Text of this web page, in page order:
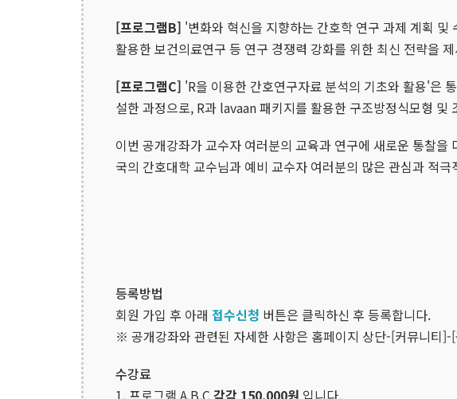
[프로그램B] '변화와 혁신을 지향하는 간호학 연구 과제 계획
활용한 보건의료연구 등 연구 경쟁력 강화를 위한 최신 전략을
[프로그램C] 'R을 이용한 간호연구자료 분석의 기초와 활용'은
설한 과정으로, R과 lavaan 패키지를 활용한 구조방정식모형
이번 공개강좌가 교수자 여러분의 교육과 연구에 새로운 통찰
국의 간호대학 교수님과 예비 교수자 여러분의 많은 관심과 적
등록방법
회원 가입 후 아래 접수신청 버튼은 클릭하신 후 등록합니다.
※ 공개강좌와 관련된 자세한 사항은 홈페이지 상단-[커뮤니티
수강료
1. 프로그램 A,B,C 각각 150,000원 입니다.